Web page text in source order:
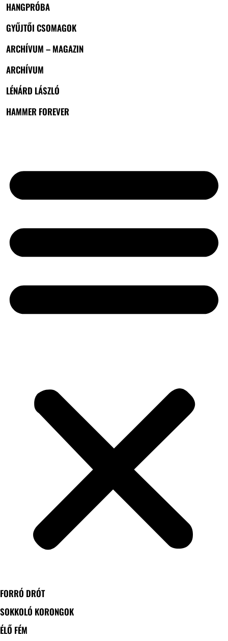
HANGPRÓBA
GYŰJTŐI CSOMAGOK
ARCHÍVUM – MAGAZIN
ARCHÍVUM
LÉNÁRD LÁSZLÓ
HAMMER FOREVER
FORRÓ DRÓT
SOKKOLÓ KORONGOK
ÉLŐ FÉM